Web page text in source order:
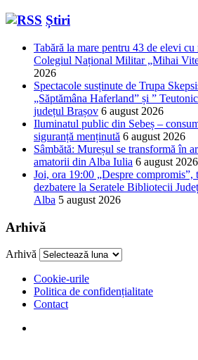
Știri
Tabără la mare pentru 43 de elevi cu
Colegiul Național Militar „Mihai
2026
Spectacole susținute de Trupa
„Săptămâna Haferland” și ”
județul Brașov 6 august 2026
Iluminatul public din Sebeș –
siguranță menținută 6 august 2026
Sâmbătă: Mureșul se transformă în
amatorii din Alba Iulia 6 august 2026
Joi, ora 19:00 „Despre compromis”,
dezbatere la Seratele Bibliotecii
Alba 5 august 2026
Arhivă
Arhivă
Cookie-urile
Politica de confidențialitate
Contact